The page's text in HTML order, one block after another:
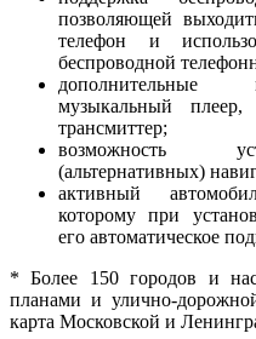
позволяющей
телефон и
беспроводной
дополнительные
музыкальный плеер,
трансмиттер;
возможность
(альтернативных)
активный
которому при
его автоматическое
* Более 150 городов и
планами и улично-
карта Московской и